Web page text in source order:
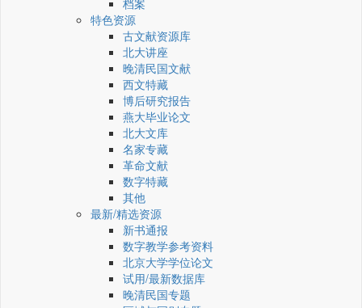
档案
特色资源
古文献资源库
北大讲座
晚清民国文献
西文特藏
博后研究报告
燕大毕业论文
北大文库
名家专藏
革命文献
数字特藏
其他
最新/精选资源
新书通报
数字教学参考资料
北京大学学位论文
试用/最新数据库
晚清民国专题